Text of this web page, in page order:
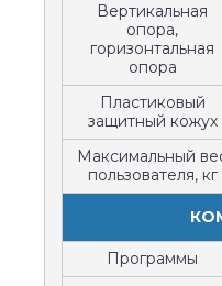
Вертикальная
опора,
горизонтальная
опора
Пластиковый
защитный кожух
Максимальный
пользователя, кг
Программы